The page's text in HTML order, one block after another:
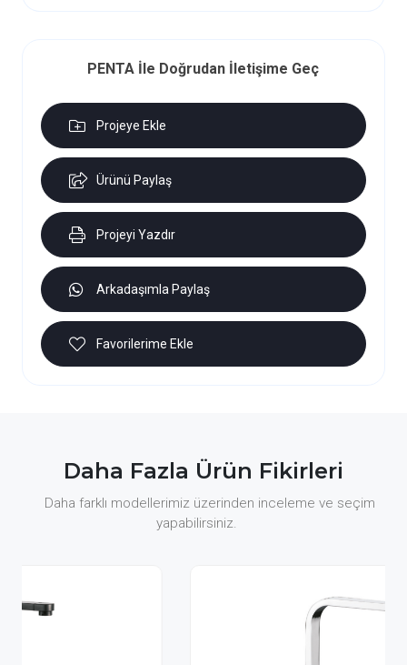
PENTA İle Doğrudan İletişime Geç
Projeye Ekle
Ürünü Paylaş
Projeyi Yazdır
Arkadaşımla Paylaş
Favorilerime Ekle
Daha Fazla Ürün Fikirleri
Daha farklı modellerimiz üzerinden inceleme ve seçim
yapabilirsiniz.